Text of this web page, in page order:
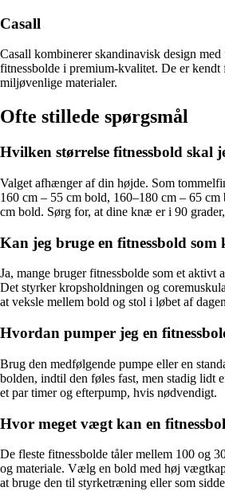
Casall
Casall kombinerer skandinavisk design
fitnessbolde i premium-kvalitet. De er
miljøvenlige materialer.
Ofte stillede spørgsmål
Hvilken størrelse fitnessbold skal
Valget afhænger af din højde. Som
160 cm – 55 cm bold, 160–180 cm – 65
cm bold. Sørg for, at dine knæ er i 90
Kan jeg bruge en fitnessbold som
Ja, mange bruger fitnessbolde som et aktivt
Det styrker kropsholdningen og
at veksle mellem bold og stol i løbet af
Hvordan pumper jeg en
Brug den medfølgende pumpe eller en
bolden, indtil den føles fast, men stadig lidt
et par timer og efterpump, hvis nødvendigt.
Hvor meget vægt kan en
De fleste fitnessbolde tåler mellem 100 og
og materiale. Vælg en bold med høj
at bruge den til styrketræning eller som